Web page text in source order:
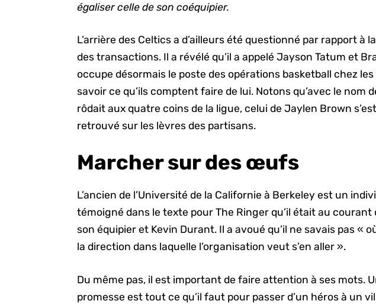
égaliser celle de son coéquipier.
L’arrière des Celtics a d’ailleurs été questionné par rapport à
des transactions. Il a révélé qu’il a appelé Jayson Tatum et
occupe désormais le poste des opérations basketball chez
savoir ce qu’ils comptent faire de lui. Notons qu’avec le nom
rôdait aux quatre coins de la ligue, celui de Jaylen Brown
retrouvé sur les lèvres des partisans.
Marcher sur des œufs
L’ancien de l’Université de la Californie à Berkeley est un
témoigné dans le texte pour The Ringer qu’il était au courant
son équipier et Kevin Durant. Il a avoué qu’il ne savais pas «
la direction dans laquelle l’organisation veut s’en aller ».
Du même pas, il est important de faire attention à ses mots.
promesse est tout ce qu’il faut pour passer d’un héros à un